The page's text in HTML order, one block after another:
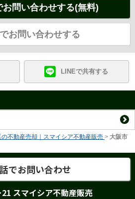
お問い合わせする(無料)
お問い合わせする
LINEで共有する
不動産売却｜スマイシア不動産販売 > 大阪市
でお問い合わせ
スマイシア不動産販売